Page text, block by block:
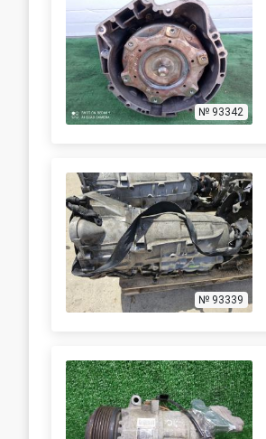
№ 93342
№ 93339